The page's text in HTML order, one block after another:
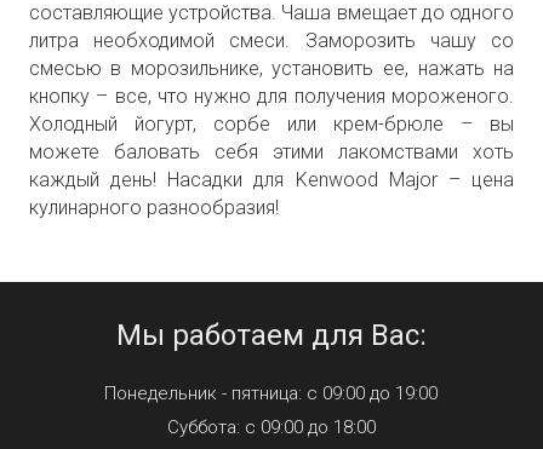
составляющие устройства. Чаша вмещает до одного
литра необходимой смеси. Заморозить чашу со
смесью в морозильнике, установить ее, нажать на
кнопку – все, что нужно для получения мороженого.
Холодный йогурт, сорбе или крем-брюле – вы
можете баловать себя этими лакомствами хоть
каждый день! Насадки для Kenwood Major – цена
кулинарного разнообразия!
Мы работаем для Вас:
Понедельник - пятница: с 09:00 до 19:00
Суббота: с 09:00 до 18:00